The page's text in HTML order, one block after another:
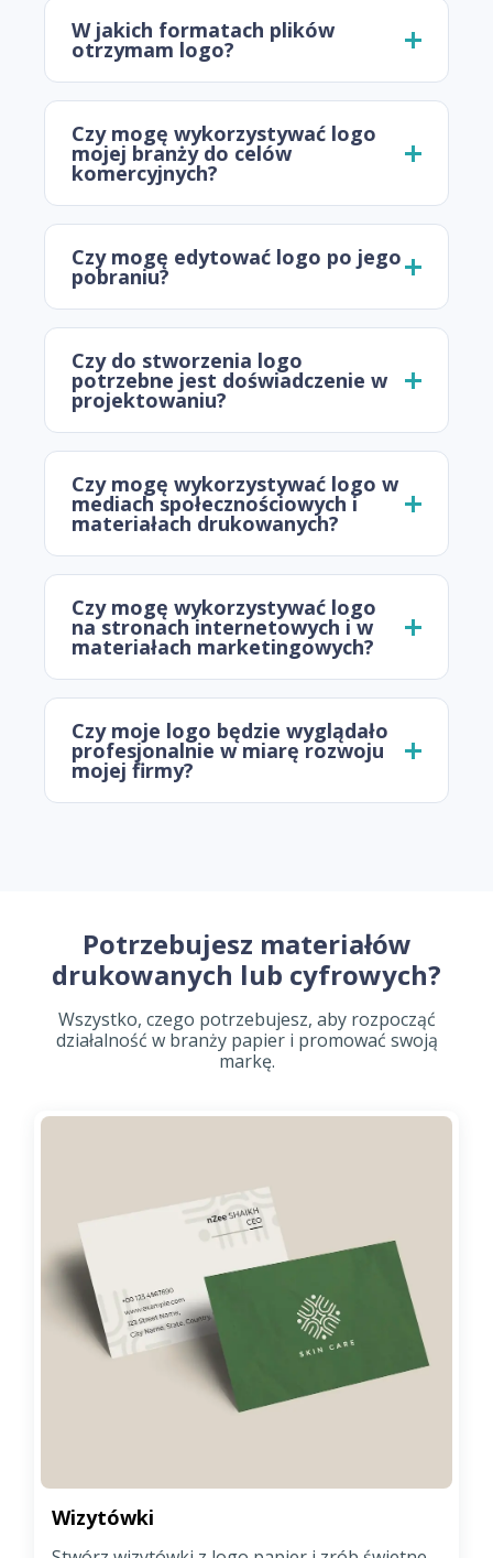
W jakich formatach plików
otrzymam logo?
Czy mogę wykorzystywać logo
mojej branży do celów
komercyjnych?
Czy mogę edytować logo po jego
pobraniu?
Czy do stworzenia logo
potrzebne jest doświadczenie w
projektowaniu?
Czy mogę wykorzystywać logo w
mediach społecznościowych i
materiałach drukowanych?
Czy mogę wykorzystywać logo
na stronach internetowych i w
materiałach marketingowych?
Czy moje logo będzie wyglądało
profesjonalnie w miarę rozwoju
mojej firmy?
Potrzebujesz materiałów
drukowanych lub cyfrowych?
Wszystko, czego potrzebujesz, aby rozpocząć
działalność w branży papier i promować swoją
markę.
Wizytówki